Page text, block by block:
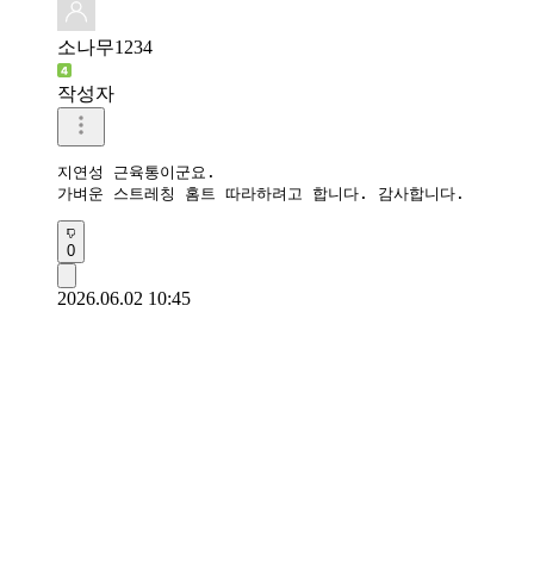
소나무1234
작성자
지연성 근육통이군요.
가벼운 스트레칭 홈트 따라하려고 합니다. 감사합니다.
0
2026.06.02 10:45